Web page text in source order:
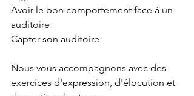
Avoir le bon comportement face à un
auditoire
Capter son auditoire
Nous vous accompagnons avec des
exercices d'expression, d'élocution et